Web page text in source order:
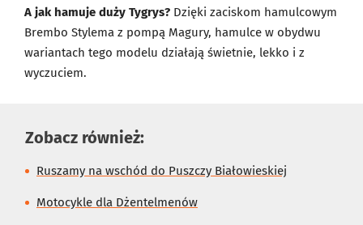
A jak hamuje duży Tygrys? Dzięki zaciskom hamulcowym
Brembo Stylema z pompą Magury, hamulce w obydwu
wariantach tego modelu działają świetnie, lekko i z
wyczuciem.
Zobacz również:
Ruszamy na wschód do Puszczy Białowieskiej
Motocykle dla Dżentelmenów